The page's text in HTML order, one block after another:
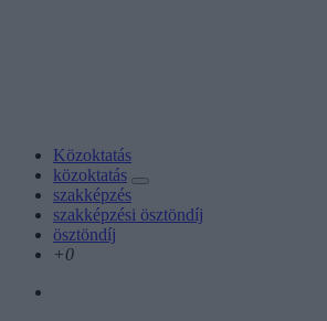
Közoktatás
közoktatás
szakképzés
szakképzési ösztöndíj
ösztöndíj
+0